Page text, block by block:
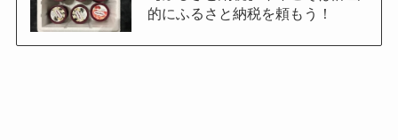
的にふるさと納税を頼もう！